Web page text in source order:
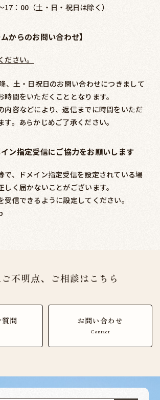
：00（土・日・祝日は除く）
からのお問い合わせ】
さい。
、土・日祝日のお問い合わせにつきまして
時間をいただくこととなります。
容などにより、返信までに時間をいただ
す。あらかじめご了承ください。
ン指定受信にご協力をお願いします
で、ドメイン指定受信を設定されている場
く届かないことがございます。
受信できるように設定してください。
不明点、ご相談はこちら
質問 お問い合わせ
Contact